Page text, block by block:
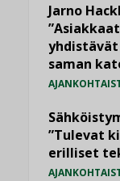
Jarno
saman
”Tulevat
erilliset